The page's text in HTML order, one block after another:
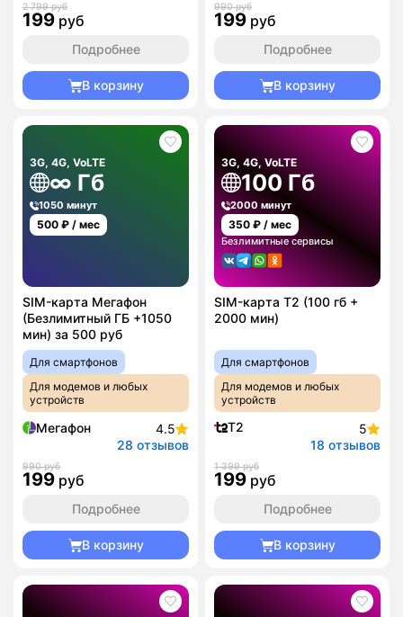
2 799 руб
199 руб
Подробнее
В корзину
990 руб
199 руб
Подробнее
В корзину
3G, 4G, VoLTE
∞ Гб
1050 минут
500 ₽ / мес
SIM-карта Мегафон
(Безлимитный ГБ +1050
мин) за 500 руб
Для смартфонов
Для модемов и любых
устройств
Мегафон
4.5
28 отзывов
990 руб
199 руб
Подробнее
В корзину
3G, 4G, VoLTE
100 Гб
2000 минут
350 ₽ / мес
Безлимитные сервисы
SIM-карта T2 (100 гб +
2000 мин)
Для смартфонов
Для модемов и любых
устройств
T2
5
18 отзывов
1 399 руб
199 руб
Подробнее
В корзину